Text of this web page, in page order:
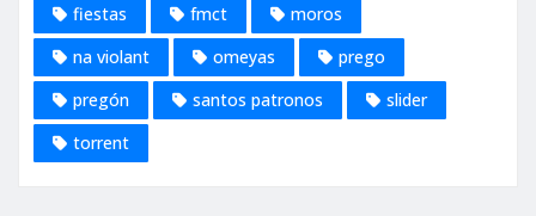
fiestas
fmct
moros
na violant
omeyas
prego
pregón
santos patronos
slider
torrent